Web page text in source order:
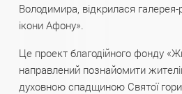
Володимира, відкрилася
ікони Афону».
Це проект благодійного фонду
направлений познайомити
духовною спадщиною Святої